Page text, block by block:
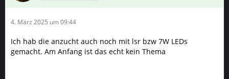
4. März 2025 um 09:44
Ich hab die anzucht auch noch mit lsr bzw 7W LEDs
gemacht. Am Anfang ist das echt kein Thema